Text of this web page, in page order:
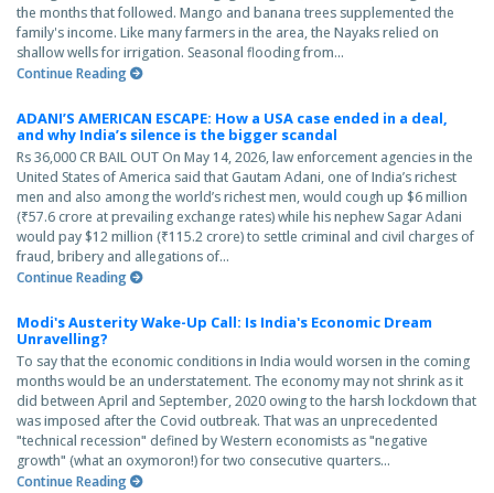
the months that followed. Mango and banana trees supplemented the
family's income. Like many farmers in the area, the Nayaks relied on
shallow wells for irrigation. Seasonal flooding from...
Continue Reading
ADANI’S AMERICAN ESCAPE: How a USA case ended in a deal,
and why India’s silence is the bigger scandal
Rs 36,000 CR BAIL OUT On May 14, 2026, law enforcement agencies in the
United States of America said that Gautam Adani, one of India’s richest
men and also among the world’s richest men, would cough up $6 million
(₹57.6 crore at prevailing exchange rates) while his nephew Sagar Adani
would pay $12 million (₹115.2 crore) to settle criminal and civil charges of
fraud, bribery and allegations of...
Continue Reading
Modi's Austerity Wake-Up Call: Is India's Economic Dream
Unravelling?
To say that the economic conditions in India would worsen in the coming
months would be an understatement. The economy may not shrink as it
did between April and September, 2020 owing to the harsh lockdown that
was imposed after the Covid outbreak. That was an unprecedented
"technical recession" defined by Western economists as "negative
growth" (what an oxymoron!) for two consecutive quarters...
Continue Reading